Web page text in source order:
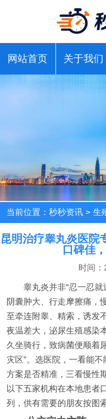
网站首页 关于我们
当前位置：秒秒资讯 >生
昆明治疗睾丸炎医院
口碑佳
时间：
睾丸炎并非“忍一忍就
阴囊肿大、行走摩擦痛，
至牵连附睾、精索，诱发
夜温差大，泌尿生殖感染
久坐骑行，致病菌便顺着
灾区”。选医院，一看能
方案是否精准，三看慢性
以下五家机构在本地患者
列，供有需要的朋友按图